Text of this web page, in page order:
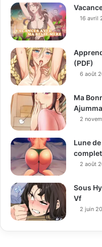
16 avril
(PDF)
6 août
Ma
2
Lune
complet
2 août
Sous
Vf
2 juin